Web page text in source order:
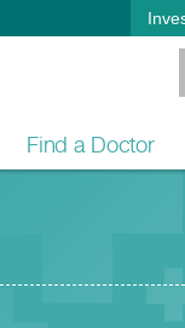
Find a Doctor